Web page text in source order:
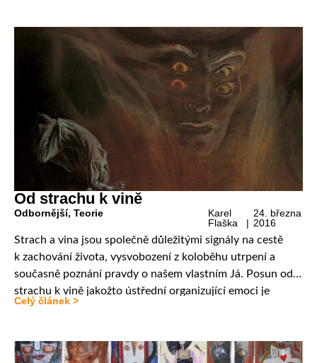
americké psychoanalytičky Nancy McWilliams, které
může být inspirací nejen psychoterapeutům, ale každému,
Od strachu k vině
Odbornější, Teorie
Karel
Flaška |
24. března
2016
Strach a vina jsou společně důležitými signály na cestě
k zachování života, vysvobození z koloběhu utrpení a
současně poznání pravdy o našem vlastním Já. Posun od
strachu k vině jakožto ústřední organizující emoci je
klíčovým tranzitorním momentem jak v klasické
teorii. Autor článku představuje klasické definice strachu
a viny a současně poukazuje na […]
Celý článek >